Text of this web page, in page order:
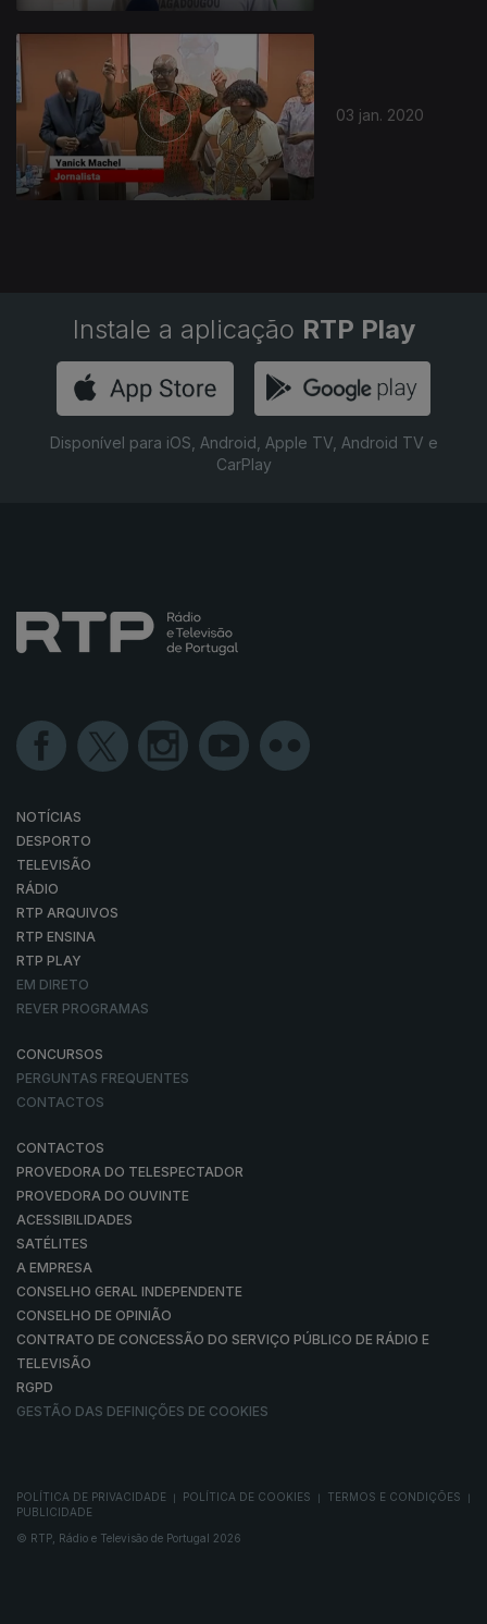
03 jan. 2020
Instale a aplicação RTP Play
Disponível para iOS, Android, Apple TV, Android TV e
CarPlay
NOTÍCIAS
DESPORTO
TELEVISÃO
RÁDIO
RTP ARQUIVOS
RTP ENSINA
RTP PLAY
EM DIRETO
REVER PROGRAMAS
CONCURSOS
PERGUNTAS FREQUENTES
CONTACTOS
CONTACTOS
PROVEDORA DO TELESPECTADOR
PROVEDORA DO OUVINTE
ACESSIBILIDADES
SATÉLITES
A EMPRESA
CONSELHO GERAL INDEPENDENTE
CONSELHO DE OPINIÃO
CONTRATO DE CONCESSÃO DO SERVIÇO PÚBLICO DE RÁDIO E
TELEVISÃO
RGPD
GESTÃO DAS DEFINIÇÕES DE COOKIES
POLÍTICA DE PRIVACIDADE POLÍTICA DE COOKIES TERMOS E CONDIÇÕES
PUBLICIDADE
© RTP, Rádio e Televisão de Portugal 2026